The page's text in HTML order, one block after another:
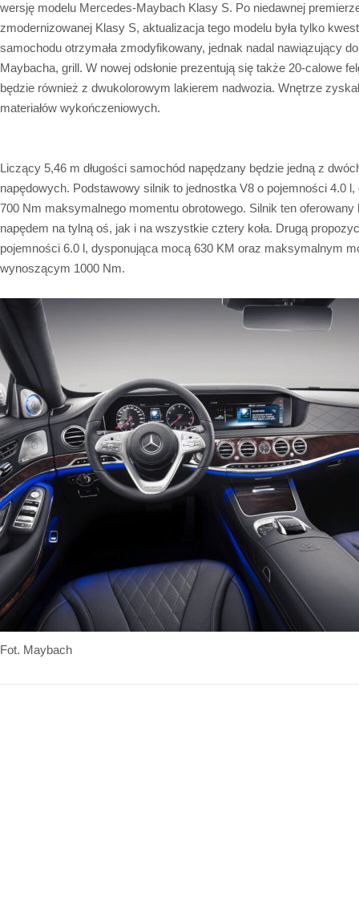
wersję modelu Mercedes-Maybach Klasy S. Po niedawnej
zmodernizowanej Klasy S, aktualizacja tego modelu była tylko
samochodu otrzymała zmodyfikowany, jednak nadal nawiązujący
Maybacha, grill. W nowej odsłonie prezentują się także 20-calowe
będzie również z dwukolorowym lakierem nadwozia. Wnętrze
materiałów wykończeniowych.
Liczący 5,46 m długości samochód napędzany będzie jedną z
napędowych. Podstawowy silnik to jednostka V8 o pojemności 4.0
700 Nm maksymalnego momentu obrotowego. Silnik ten oferowany
napędem na tylną oś, jak i na wszystkie cztery koła. Drugą
pojemności 6.0 l, dysponująca mocą 630 KM oraz maksymalnym
wynoszącym 1000 Nm.
Fot. Maybach